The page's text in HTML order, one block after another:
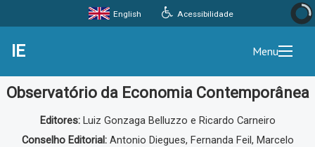
Acessibilidade
English
IE Menu
Observatório da Economia Contemporânea
Editores: Luiz Gonzaga Belluzzo e Ricardo Carneiro
Conselho Editorial: Antonio Diegues, Fernanda Feil, Marcelo